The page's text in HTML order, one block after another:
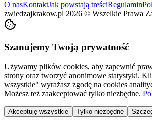
O nasKontaktJak powstają treściRegulamin
zwiedzajkrakow.pl 2026 © Wszelkie Prawa
Szanujemy Twoją prywatność
Używamy plików cookies, aby zapewnić
strony oraz tworzyć anonimowe statystyki.
wszystkie" wyrażasz zgodę na cookies
Możesz też zaakceptować tylko niezbędne.
Akceptuję wszystkie Tylko niezbędne